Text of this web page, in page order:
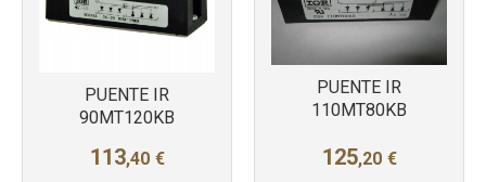
PUENTE IR
90MT120KB
113,40 €
PUENTE IR
110MT80KB
125,20 €
Más info
Más info